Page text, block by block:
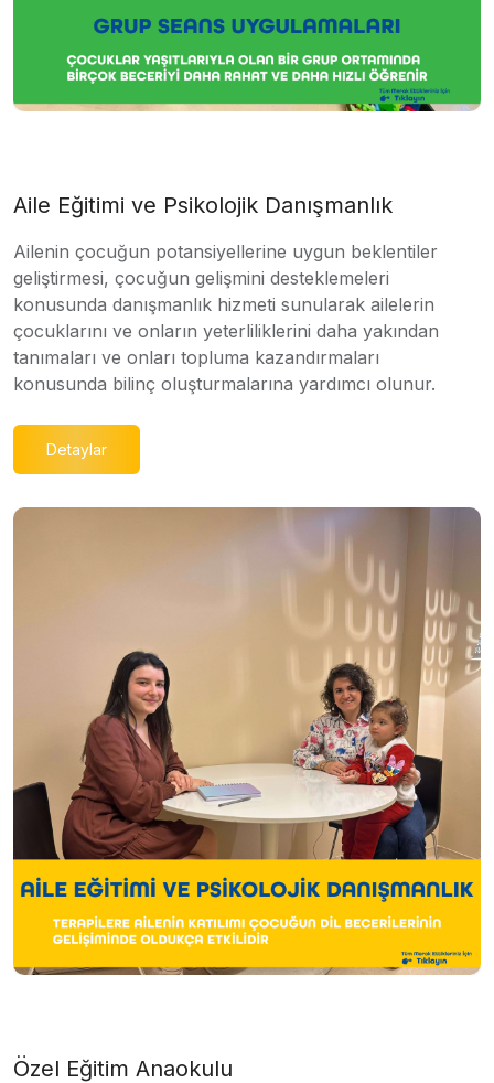
Aile Eğitimi ve Psikolojik Danışmanlık
Ailenin çocuğun potansiyellerine uygun beklentiler
geliştirmesi, çocuğun gelişmini desteklemeleri
konusunda danışmanlık hizmeti sunularak ailelerin
çocuklarını ve onların yeterliliklerini daha yakından
tanımaları ve onları topluma kazandırmaları
konusunda bilinç oluşturmalarına yardımcı olunur.
Detaylar
Özel Eğitim Anaokulu